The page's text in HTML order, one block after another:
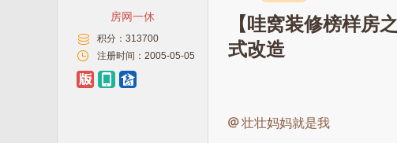
房网一休
积分： 313700
注册时间： 2005-05-05
【哇窝装修榜样房
式改造
壮壮妈妈就是我